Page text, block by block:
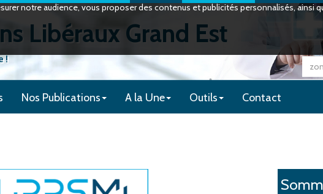
notre audience, vous proposer des contenus et publicités personnalisés, ainsi
Libéraux Grand Est
!
Nos Publications A la Une Outils Contact